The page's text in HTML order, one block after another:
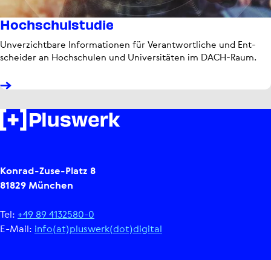
Hoch­schul­studie
Unver­zicht­bare Infor­ma­tio­nen für Ver­ant­wort­li­che und Ent­
schei­der an Hoch­schu­len und Uni­ver­si­tä­ten im DACH-Raum.
Konrad-Zuse-Platz 8
81829 München
Tel: +49 89 4132580-0
E-Mail: info(at)pluswerk(dot)digital